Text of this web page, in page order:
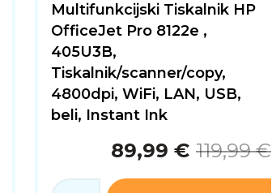
Multifunkcijski Tiskalnik HP
OfficeJet Pro 8122e ,
405U3B,
Tiskalnik/scanner/copy,
4800dpi, WiFi, LAN, USB,
beli, Instant Ink
89,99 € 119,99 €